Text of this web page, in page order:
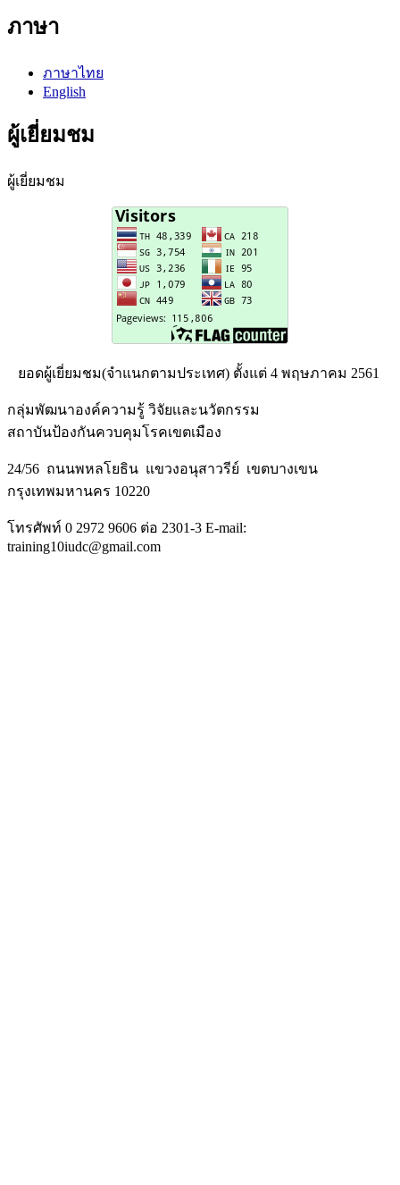
ภาษา
ภาษาไทย
English
ผู้เยี่ยมชม
ผู้เยี่ยมชม
ยอดผู้เยี่ยมชม(จำแนกตามประเทศ) ตั้งแต่ 4 พฤษภาคม 2561
กลุ่มพัฒนาองค์ความรู้ วิจัยเเละนวัตกรรม
สถาบันป้องกันควบคุมโรคเขตเมือง
24/56 ถนนพหลโยธิน แขวงอนุสาวรีย์ เขตบางเขน
กรุงเทพมหานคร 10220
โทรศัพท์ 0 2972 9606 ต่อ 2301-3 E-mail:
training10iudc@gmail.com